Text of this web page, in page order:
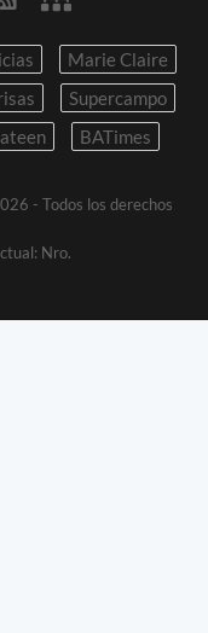
Marie Claire
Supercampo
BATimes
- Todos los derechos
Nro.